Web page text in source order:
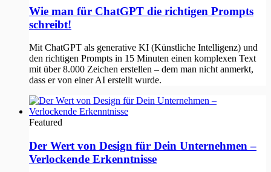
Wie man für ChatGPT die richtigen Prompts
schreibt!
Mit ChatGPT als generative KI (Künstliche Intelligenz) und
den richtigen Prompts in 15 Minuten einen komplexen Text
mit über 8.000 Zeichen erstellen – dem man nicht anmerkt,
dass er von einer AI erstellt wurde.
Featured
Der Wert von Design für Dein Unternehmen –
Verlockende Erkenntnisse